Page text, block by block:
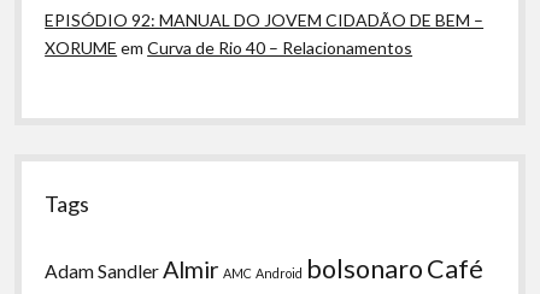
EPISÓDIO 92: MANUAL DO JOVEM CIDADÃO DE BEM –
XORUME emCurva de Rio 40 – Relacionamentos
Tags
Adam Sandler Almir AMC Android bolsonaroCafé